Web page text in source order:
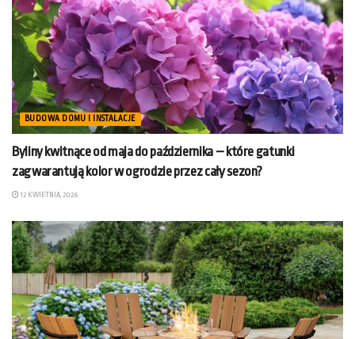
BUDOWA DOMU I INSTALACJE
Byliny kwitnące od maja do października – które gatunki
zagwarantują kolor w ogrodzie przez cały sezon?
12 KWIETNIA, 2026